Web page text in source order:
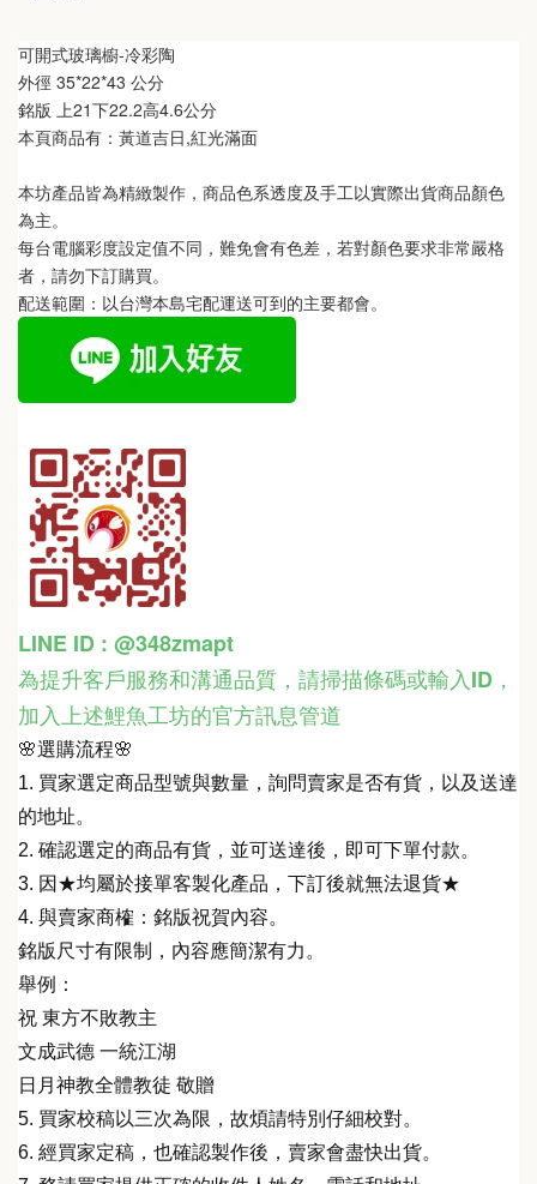
可開式玻璃櫥-冷彩陶
外徑 35*22*43 公分
銘版 上21下22.2高4.6公分
本頁商品有： 黃道吉日,紅光滿面
本坊產品皆為精緻製作，商品色系透度及手工以實際出貨商品顏色
為主。
每台電腦彩度設定值不同，難免會有色差，若對顏色要求非常嚴格
者，請勿下訂購買。
配送範圍：以台灣本島宅配運送可到的主要都會。
LINE ID : @348zmapt
為提升客戶服務和溝通品質，請掃描條碼或輸入ID ，
加入上述鯉魚工坊的官方訊息管道
🌸選購流程🌸
1. 買家選定商品型號與數量，詢問賣家是否有貨，以及送達
的地址。
2. 確認選定的商品有貨，並可送達後，即可下單付款。
3. 因★均屬於接單客製化產品，下訂後就無法退貨★
4. 與賣家商榷：銘版祝賀內容。
銘版尺寸有限制，內容應簡潔有力。
舉例：
祝 東方不敗教主
文成武德 一統江湖
日月神教全體教徒 敬贈
5. 買家校稿以三次為限，故煩請特別仔細校對。
6. 經買家定稿，也確認製作後，賣家會盡快出貨。